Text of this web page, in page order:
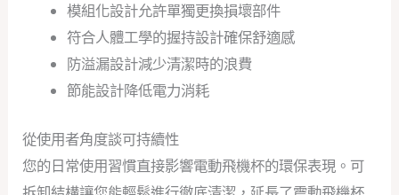
模組化設計允許單獨更換損壞部件
符合人體工學的握持設計確保舒適感
防溢漏設計減少清潔時的浪費
節能設計降低電力消耗
從使用者角度談可持續性
您的日常使用習慣直接影響電動飛機杯的環保表現。可